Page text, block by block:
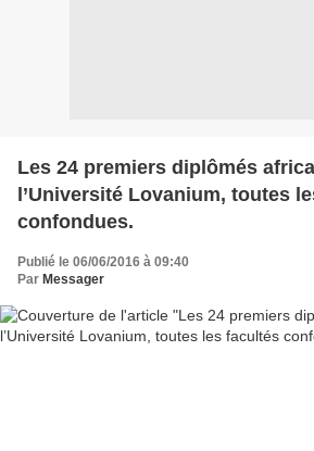
Les 24 premiers diplômés
l’Université Lovanium, toutes
confondues.
Publié le 06/06/2016 à 09:40
Par Messager